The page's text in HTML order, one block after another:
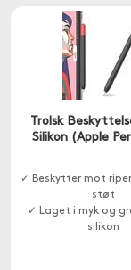
Trolsk
Silikon (Apple
✓ Beskytter mot
støt
✓ Laget i myk og
silikon